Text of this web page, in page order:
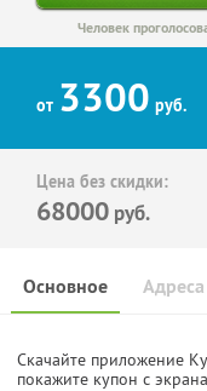
Человек
от 3300 руб.
Цена без скидки:
68000 руб.
Основное Адреса
Скачайте приложение
покажите купон с